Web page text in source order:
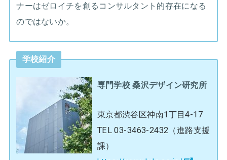
ナーはゼロイチを創るコンサルタント的存在になる
のではないか。
学校紹介
専門学校 桑沢デザイン研究所
東京都渋谷区神南1丁目4-17
TEL 03-3463-2432（進路支援
課）